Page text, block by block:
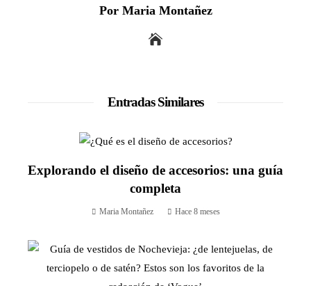
Por Maria Montañez
Entradas Similares
Explorando el diseño de accesorios: una guía
completa
Maria Montañez Hace 8 meses